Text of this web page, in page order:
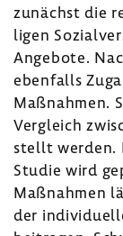
zunächst die
ligen
Ange­bote.
eben­falls
Maßnahmen.
Vergleich
stellt werden.
Studie wird
Maßnahmen
der